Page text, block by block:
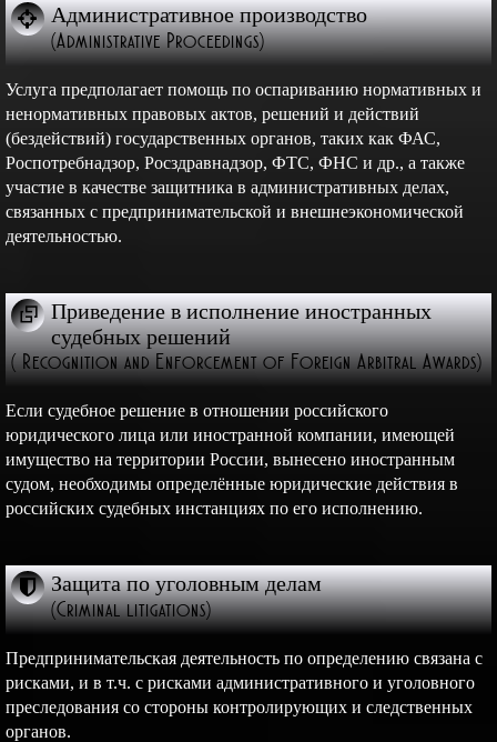
Административное производство
(Administrative Proceedings)
Услуга предполагает помощь по оспариванию нормативных и
ненормативных правовых актов, решений и действий
(бездействий) государственных органов, таких как ФАС,
Роспотребнадзор, Росздравнадзор, ФТС, ФНС и др., а также
участие в качестве защитника в административных делах,
связанных с предпринимательской и внешнеэкономической
деятельностью.
Приведение в исполнение иностранных
судебных решений
( Recognition and Enforcement of Foreign Arbitral Awards)
Если судебное решение в отношении российского
юридического лица или иностранной компании, имеющей
имущество на территории России, вынесено иностранным
судом, необходимы определённые юридические действия в
российских судебных инстанциях по его исполнению.
Защита по уголовным делам
(Criminal litigations)
Предпринимательская деятельность по определению связана с
рисками, и в т.ч. с рисками административного и уголовного
преследования со стороны контролирующих и следственных
органов.